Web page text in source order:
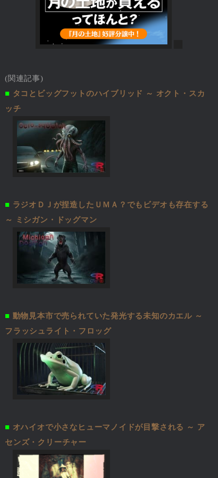
(関連記事)
■ タコとビッグフットのハイブリッド ～ オクト・スカ
ッチ
■ ラジオＤＪが捏造したＵＭＡ？でもビデオも存在する
～ ミシガン・ドッグマン
■ 動物見本市で売られていた発光する未知のカエル ～
フラッシュライト・フロッグ
■ オハイオで小さなヒューマノイドが目撃される ～ ア
センズ・クリーチャー